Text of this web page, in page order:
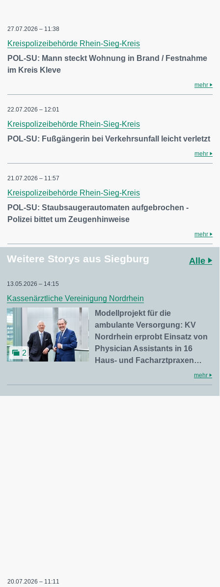
27.07.2026 – 11:38
Kreispolizeibehörde Rhein-Sieg-Kreis
POL-SU: Mann steckt Wohnung in Brand / Festnahme
im Kreis Kleve
mehr
22.07.2026 – 12:01
Kreispolizeibehörde Rhein-Sieg-Kreis
POL-SU: Fußgängerin bei Verkehrsunfall leicht verletzt
mehr
21.07.2026 – 11:57
Kreispolizeibehörde Rhein-Sieg-Kreis
POL-SU: Staubsaugerautomaten aufgebrochen -
Polizei bittet um Zeugenhinweise
mehr
Weitere Storys aus Siegburg Alle
13.05.2026 – 14:15
Kassenärztliche Vereinigung Nordrhein
2
Modellprojekt für die
ambulante Versorgung: KV
Nordrhein erprobt Einsatz von
Physician Assistants in 16
Haus- und Facharztpraxen…
mehr
20.07.2026 – 11:11